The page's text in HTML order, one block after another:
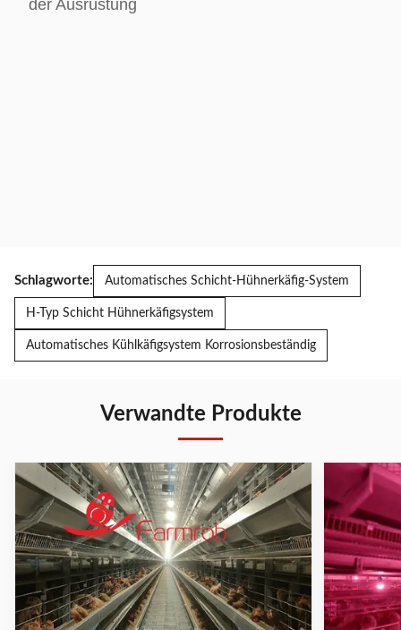
der Ausrüstung
Schlagworte: Automatisches Schicht-Hühnerkäfig-System
H-Typ Schicht Hühnerkäfigsystem
Automatisches Kühlkäfigsystem Korrosionsbeständig
Verwandte Produkte